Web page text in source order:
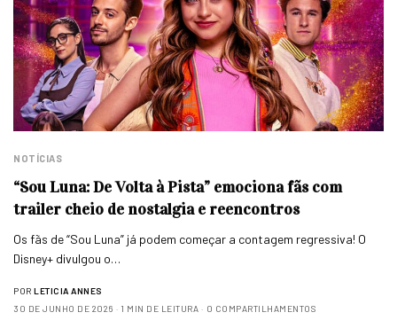
NOTÍCIAS
“Sou Luna: De Volta à Pista” emociona fãs com
trailer cheio de nostalgia e reencontros
Os fãs de “Sou Luna” já podem começar a contagem regressiva! O
Disney+ divulgou o…
POR LETICIA ANNES
30 DE JUNHO DE 2026
1 MIN DE LEITURA 0 COMPARTILHAMENTOS